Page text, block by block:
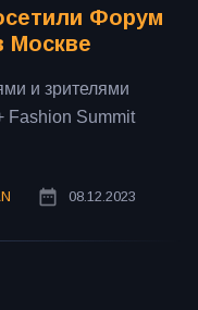
Форум
Москве
и зрителями
Fashion Summit
08.12.2023